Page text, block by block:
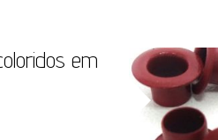
em